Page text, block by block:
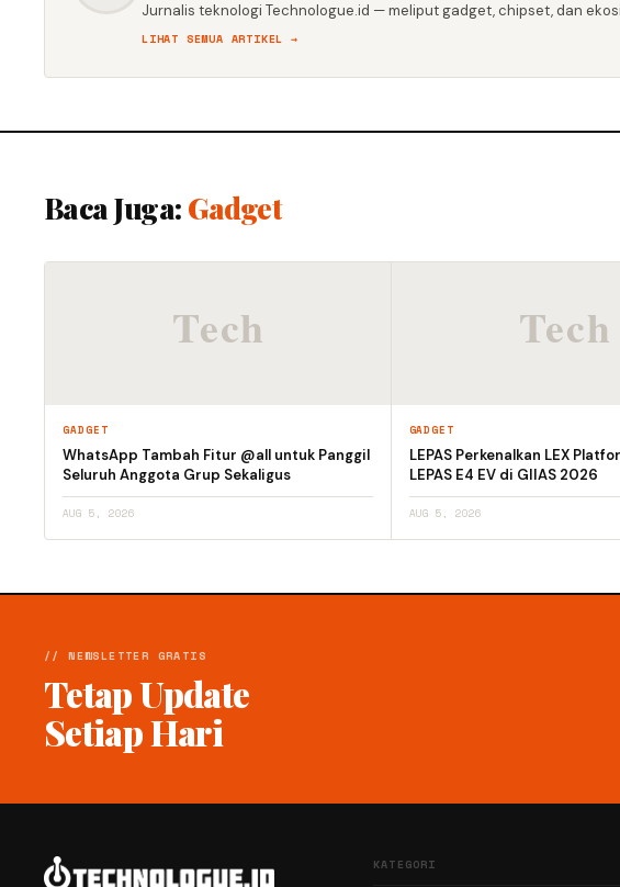
Jurnalis teknologi Technologue.id — meliput gadget, chipset, dan
LIHAT SEMUA ARTIKEL →
Baca Juga: Gadget
GADGET
WhatsApp Tambah Fitur @all untuk Panggil
Seluruh Anggota Grup Sekaligus
AUG 5, 2026
GADGET
LEPAS Perkenalkan LEX
LEPAS E4 EV di GIIAS 2026
AUG 5, 2026
// NEWSLETTER GRATIS
Tetap Update
Setiap Hari
KATEGORI